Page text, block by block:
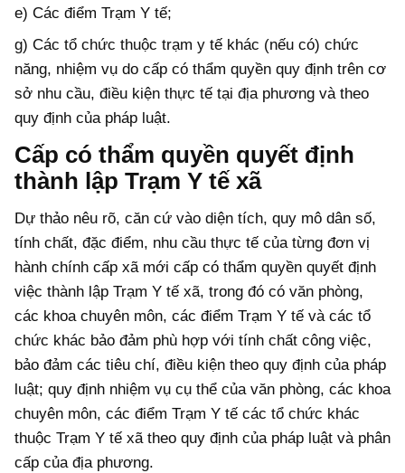
e) Các điểm Trạm Y tế;
g) Các tổ chức thuộc trạm y tế khác (nếu có) chức
năng, nhiệm vụ do cấp có thẩm quyền quy định trên cơ
sở nhu cầu, điều kiện thực tế tại địa phương và theo
quy định của pháp luật.
Cấp có thẩm quyền quyết định
thành lập Trạm Y tế xã
Dự thảo nêu rõ, căn cứ vào diện tích, quy mô dân số,
tính chất, đặc điểm, nhu cầu thực tế của từng đơn vị
hành chính cấp xã mới cấp có thẩm quyền quyết định
việc thành lập Trạm Y tế xã, trong đó có văn phòng,
các khoa chuyên môn, các điểm Trạm Y tế và các tổ
chức khác bảo đảm phù hợp với tính chất công việc,
bảo đảm các tiêu chí, điều kiện theo quy định của pháp
luật; quy định nhiệm vụ cụ thể của văn phòng, các khoa
chuyên môn, các điểm Trạm Y tế các tổ chức khác
thuộc Trạm Y tế xã theo quy định của pháp luật và phân
cấp của địa phương.